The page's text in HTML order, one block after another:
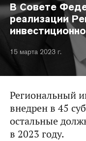
В Совете
реализации
15 марта 2023 г.
Региональный
внедрен в 45
остальные
в 2023 году.